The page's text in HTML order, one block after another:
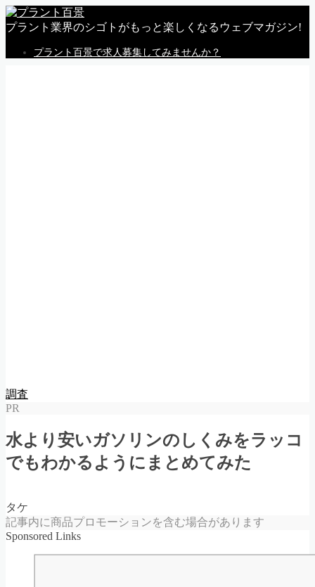
プラント業界のシゴトがもっと楽しくなるウェブマガジン!
プラント百景で求人募集してみませんか？
調査
PR
水より安いガソリンのしくみをラッコ
でもわかるようにまとめてみた
タケ
記事内に商品プロモーションを含む場合があります
Sponsored Links